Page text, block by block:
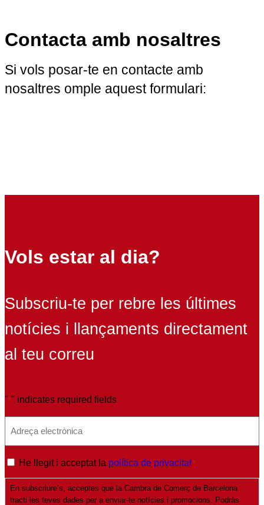
Contacta amb nosaltres
Si vols posar-te en contacte amb
nosaltres omple aquest formulari:
Vols estar al dia?
Subscriu-te per rebre les últimes
notícies i llançaments directament
al teu correu
"*" indicates required fields
P
o
He llegit i acceptat la política de privacitat *
En subscriure’s, acceptes que la Cambra de Comerç de Barcelona
tracti les teves dades per a enviar-te notícies i promocions. Podràs